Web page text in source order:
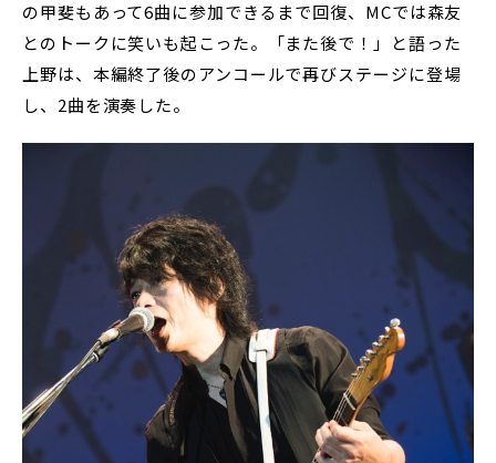
の甲斐もあって6曲に参加できるまで回復、MCでは森友
とのトークに笑いも起こった。「また後で！」と語った
上野は、本編終了後のアンコールで再びステージに登場
し、2曲を演奏した。